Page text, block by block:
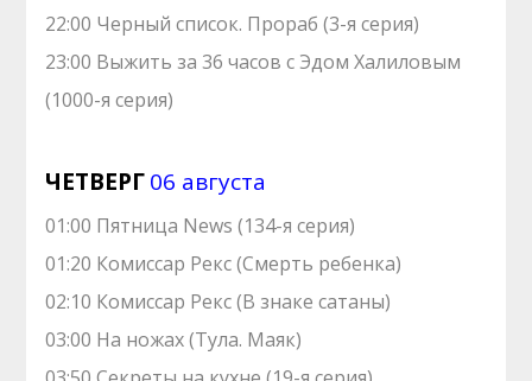
22:00 Черный список. Прораб (3-я серия)
23:00 Выжить за 36 часов с Эдом Халиловым
(1000-я серия)
ЧЕТВЕРГ06 августа
01:00 Пятница News (134-я серия)
01:20 Комиссар Рекс (Смерть ребенка)
02:10 Комиссар Рекс (В знаке сатаны)
03:00 На ножах (Тула. Маяк)